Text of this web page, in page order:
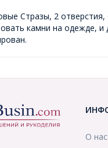
Стразы, 2
камни на одежде,
О нас